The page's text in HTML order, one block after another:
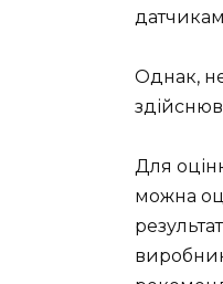
Однак,
Для
можна